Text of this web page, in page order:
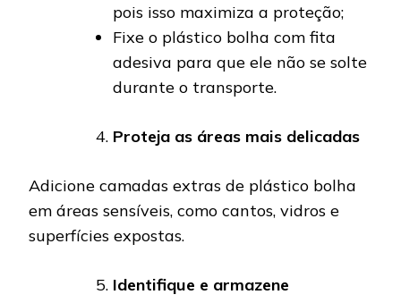
pois isso maximiza a proteção;
Fixe o plástico bolha com fita
adesiva para que ele não se solte
durante o transporte.
Proteja as áreas mais delicadas
Adicione camadas extras de plástico bolha
em áreas sensíveis, como cantos, vidros e
superfícies expostas.
Identifique e armazene